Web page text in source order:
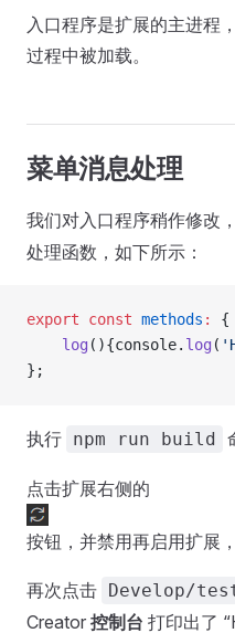
入口程序是扩展的主进程
过程中被加载。
菜单消息处理
我们对入口程序稍作修改
处理函数，如下所示：
export const methods : {
    log
(){console. log (
};
执行 npm run build
点击扩展右侧的
按钮，并禁用再启用扩展
再次点击 Develop/
Creator 控制台 打印出了